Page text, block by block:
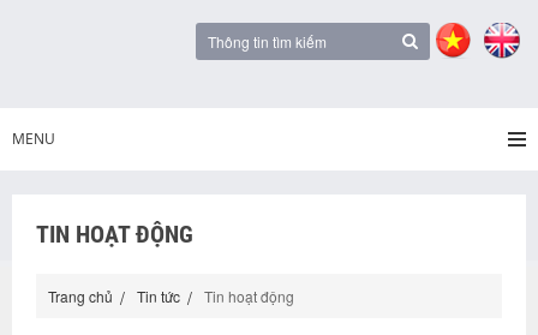
MENU
TIN HOẠT ĐỘNG
Trang chủ Tin tức Tin hoạt động